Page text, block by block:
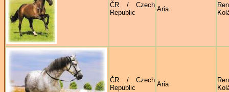
ČR / Czech
Republic
Aria
ČR / Czech
Republic
Aria